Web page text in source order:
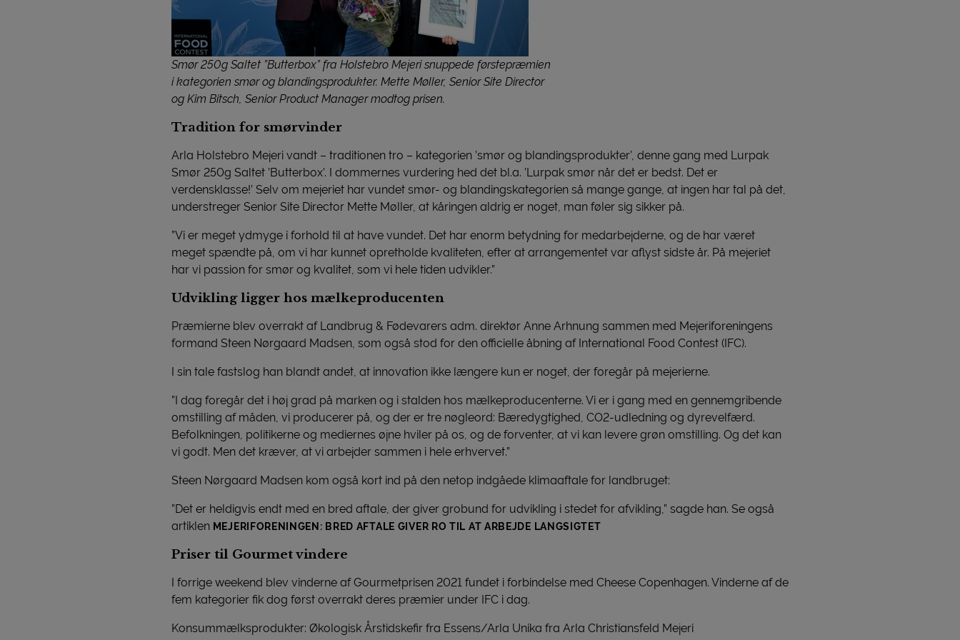
Smør 250g Saltet ”Butterbox” fra Holstebro Mejeri snuppede førstepræmien
i kategorien smør og blandingsprodukter. Mette Møller, Senior Site Director
og Kim Bitsch, Senior Product Manager modtog prisen.
Tradition for smørvinder
Arla Holstebro Mejeri vandt – traditionen tro – kategorien ’smør og blandingsprodukter’, denne gang med Lurpak
Smør 250g Saltet ’Butterbox’. I dommernes vurdering hed det bl.a. ’Lurpak smør når det er bedst. Det er
verdensklasse!’ Selv om mejeriet har vundet smør- og blandingskategorien så mange gange, at ingen har tal på det,
understreger Senior Site Director Mette Møller, at kåringen aldrig er noget, man føler sig sikker på.
”Vi er meget ydmyge i forhold til at have vundet. Det har enorm betydning for medarbejderne, og de har været
meget spændte på, om vi har kunnet opretholde kvaliteten, efter at arrangementet var aflyst sidste år. På mejeriet
har vi passion for smør og kvalitet, som vi hele tiden udvikler.”
Udvikling ligger hos mælkeproducenten
Præmierne blev overrakt af Landbrug & Fødevarers adm. direktør Anne Arhnung sammen med Mejeriforeningens
formand Steen Nørgaard Madsen, som også stod for den officielle åbning af International Food Contest (IFC).
I sin tale fastslog han blandt andet, at innovation ikke længere kun er noget, der foregår på mejerierne.
”I dag foregår det i høj grad på marken og i stalden hos mælkeproducenterne. Vi er i gang med en gennemgribende
omstilling af måden, vi producerer på, og der er tre nøgleord: Bæredygtighed, CO2-udledning og dyrevelfærd.
Befolkningen, politikerne og mediernes øjne hviler på os, og de forventer, at vi kan levere grøn omstilling. Og det kan
vi godt. Men det kræver, at vi arbejder sammen i hele erhvervet.”
Steen Nørgaard Madsen kom også kort ind på den netop indgåede klimaaftale for landbruget:
”Det er heldigvis endt med en bred aftale, der giver grobund for udvikling i stedet for afvikling,” sagde han. Se også
artiklen MEJERIFORENINGEN: BRED AFTALE GIVER RO TIL AT ARBEJDE LANGSIGTET
Priser til Gourmet vindere
I forrige weekend blev vinderne af Gourmetprisen 2021 fundet i forbindelse med Cheese Copenhagen. Vinderne af de
fem kategorier fik dog først overrakt deres præmier under IFC i dag.
Konsummælksprodukter: Økologisk Årstidskefir fra Essens/Arla Unika fra Arla Christiansfeld Mejeri